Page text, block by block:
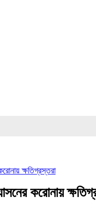
ক্ষতিগ্রস্তরা
করোনায়